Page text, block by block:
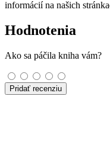
informácií na našich
Hodnotenia
Ako sa páčila kniha vám?
Pridať recenziu